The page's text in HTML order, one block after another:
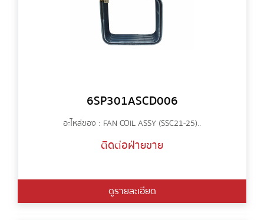
6SP301ASCD006
อะไหล่ของ : FAN COIL ASSY (SSC21-25)..
ติดต่อฝ่ายขาย
ดูรายละเอียด